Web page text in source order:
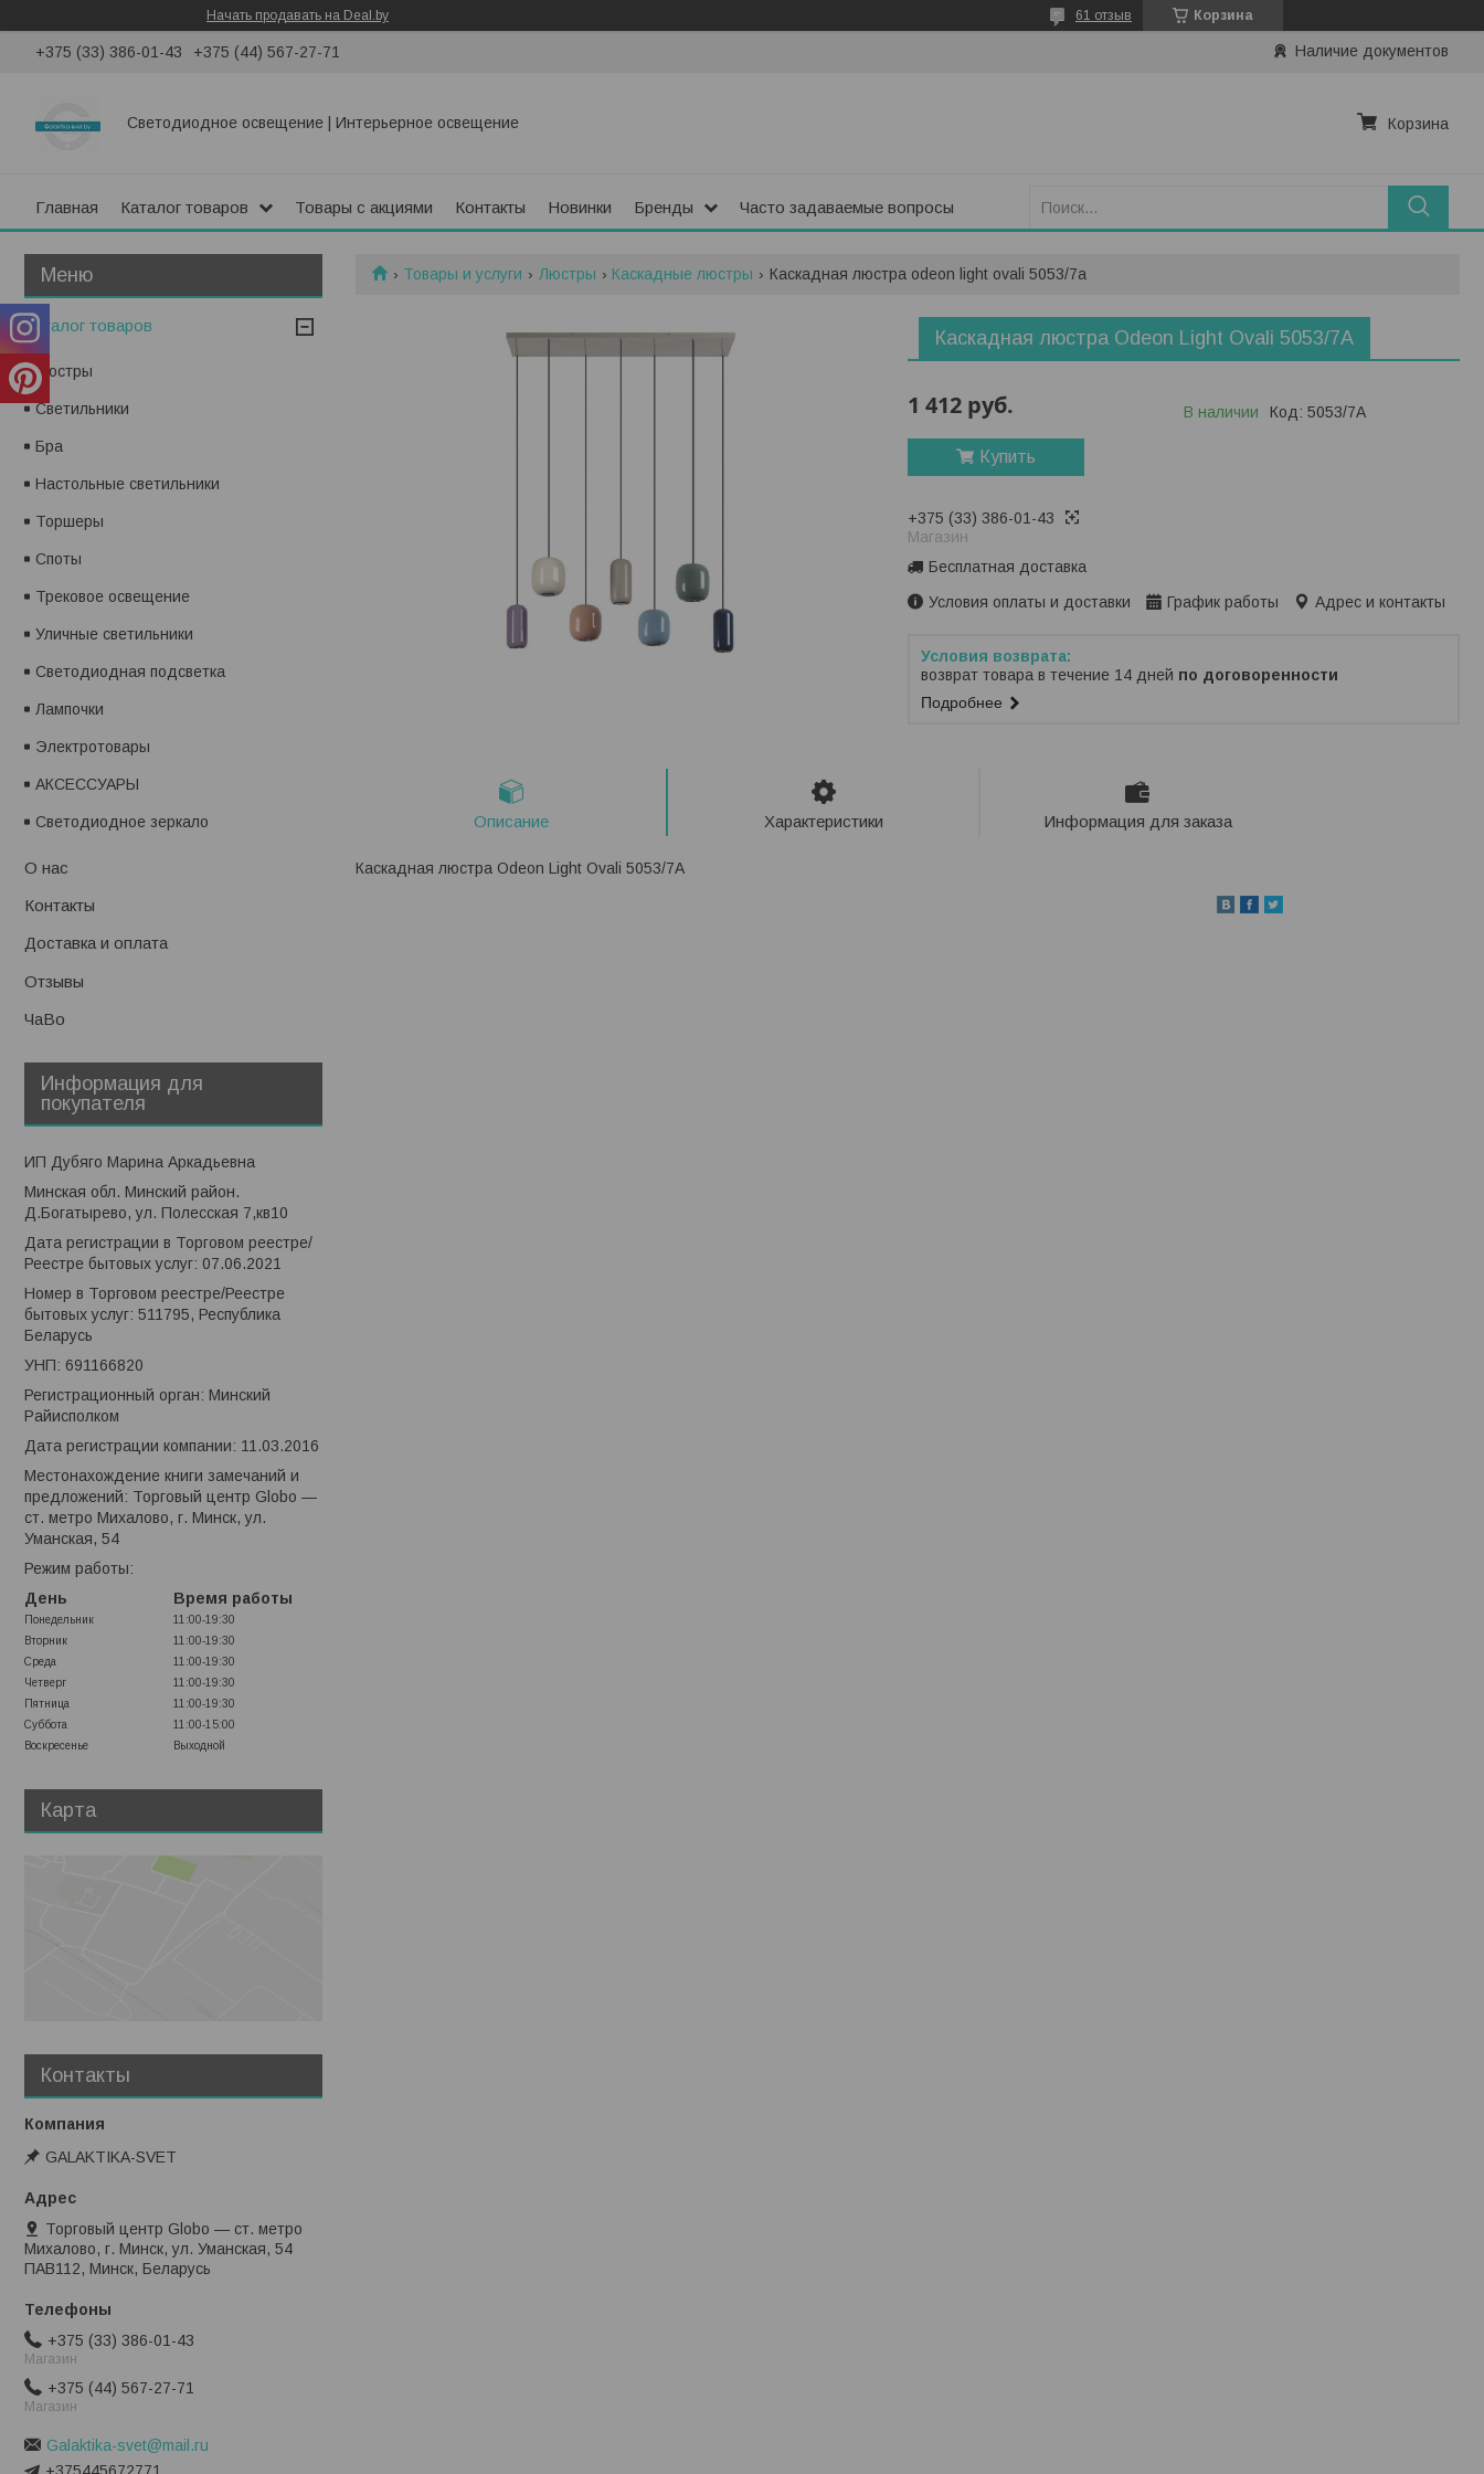
Начать продавать на Deal.by Корзина
61 отзыв
+375 (33) 386-01-43 +375 (44) 567-27-71 Наличие документов
Светодиодное освещение | Интерьерное освещение Корзина
Главная Каталог товаров Товары с акциями Контакты Новинки Бренды Часто задаваемые вопросы
Товары и услуги Люстры Каскадные люстры Каскадная люстра odeon light ovali 5053/7a
Каскадная люстра Odeon Light Ovali 5053/7A
1 412 руб. В наличии Код: 5053/7A
Купить
+375 (33) 386-01-43
Магазин
Бесплатная доставка
Условия оплаты и доставки
График работы Адрес и контакты
возврат товара в течение 14 дней по договоренности
Подробнее
Описание Характеристики Информация для заказа
Каскадная люстра Odeon Light Ovali 5053/7A
Каталог товаров
Люстры
Светильники
Бра
Настольные светильники
Торшеры
Споты
Трековое освещение
Уличные светильники
Светодиодная подсветка
Лампочки
Электротовары
АКСЕССУАРЫ
Светодиодное зеркало
О нас
Контакты
Доставка и оплата
Отзывы
ЧаВо
Информация для
покупателя
ИП Дубяго Марина Аркадьевна
Минская обл. Минский район.
Д.Богатырево, ул. Полесская 7,кв10
Дата регистрации в Торговом реестре/
Реестре бытовых услуг: 07.06.2021
Номер в Торговом реестре/Реестре
бытовых услуг: 511795, Республика
Беларусь
УНП: 691166820
Регистрационный орган: Минский
Райисполком
Дата регистрации компании: 11.03.2016
Местонахождение книги замечаний и
предложений: Торговый центр Globo —
ст. метро Михалово, г. Минск, ул.
Уманская, 54
Режим работы:
День
Время работы
Понедельник
11:00-19:30
Вторник
11:00-19:30
Среда
11:00-19:30
Четверг
11:00-19:30
Пятница
11:00-19:30
Суббота
11:00-15:00
Воскресенье
Выходной
Карта
Контакты
GALAKTIKA-SVET
Торговый центр Globo — ст. метро
Михалово, г. Минск, ул. Уманская, 54
ПАВ112, Минск, Беларусь
+375 (33) 386-01-43
Магазин
+375 (44) 567-27-71
Магазин
Galaktika-svet@mail.ru